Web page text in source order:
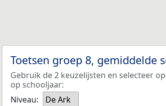
Toetsen groep 8, gemiddelde
Gebruik de 2 keuzelijsten en selecteer
op schooljaar:
Niveau:
De Ark